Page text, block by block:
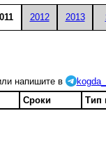
2012 2013
напишите в
Сроки Тип